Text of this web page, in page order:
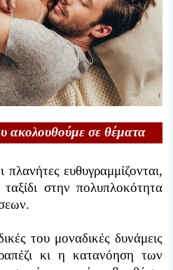
ακολουθούμε σε θέματα
ευθυγραμμίζονται,
στην πολυπλοκότητα
του μοναδικές δυνάμεις
κι η κατανόηση των